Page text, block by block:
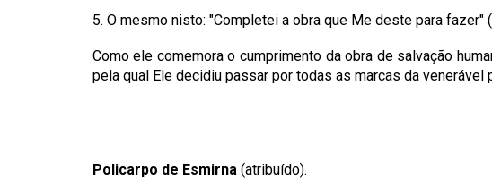
5. O mesmo nisto: "Completei a obra que Me deste para fazer"
Como ele comemora o cumprimento da obra de salvação
pela qual Ele decidiu passar por todas as marcas da
Policarpo de Esmirna(atribuído).